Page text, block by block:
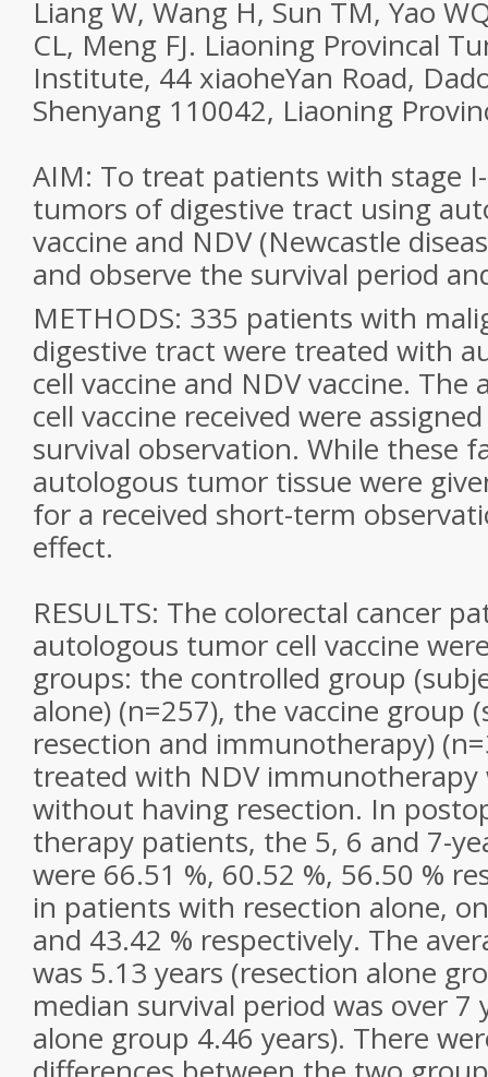
Liang W, Wang H, Sun TM, Yao
CL, Meng FJ. Liaoning Provincal
Institute, 44 xiaoheYan Road,
Shenyang 110042, Liaoning
AIM: To treat patients with stage
tumors of digestive tract using
vaccine and NDV (Newcastle
and observe the survival period
METHODS: 335 patients with
digestive tract were treated with
cell vaccine and NDV vaccine.
cell vaccine received were
survival observation. While these
autologous tumor tissue were
for a received short-term
effect.
RESULTS: The colorectal cancer
autologous tumor cell vaccine
groups: the controlled group
alone) (n=257), the vaccine group
resection and immunotherapy)
treated with NDV immunotherapy
without having resection. In
therapy patients, the 5, 6 and 7-
were 66.51 %, 60.52 %, 56.50 %
in patients with resection alone,
and 43.42 % respectively. The
was 5.13 years (resection alone
median survival period was over 7
alone group 4.46 years). There